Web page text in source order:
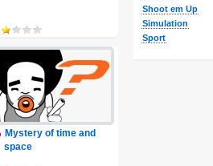
Mystery of time and
space
Shoot em Up
Simulation
Sport